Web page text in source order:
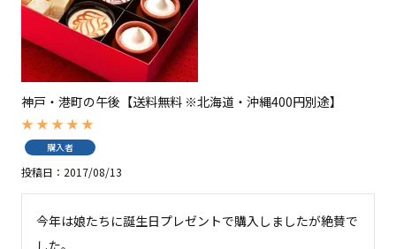
神戸・港町の午後【送料無料 ※北海道・沖縄400円別途】
購入者
投稿日 2017/08/13
今年は娘たちに誕生日プレゼントで購入しましたが絶賛で